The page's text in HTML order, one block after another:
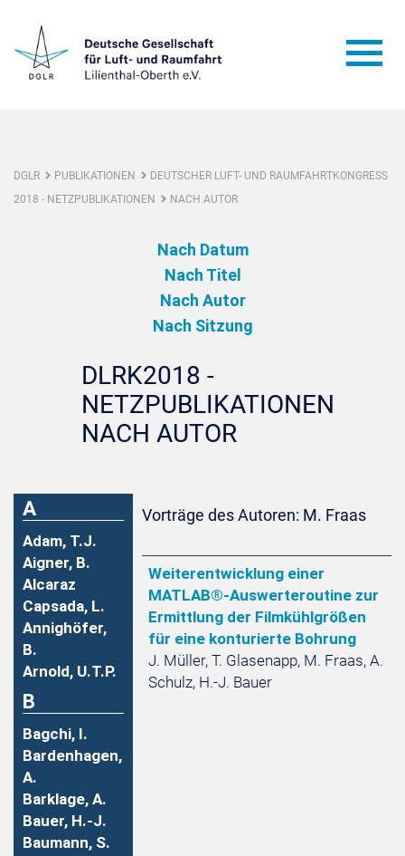
DGLR PUBLIKATIONEN
DEUTSCHER LUFT- UND RAUMFAHRTKONGRESS
2018 - NETZPUBLIKATIONEN
NACH AUTOR
Nach Datum
Nach Titel
Nach Autor
Nach Sitzung
DLRK2018 -
NETZPUBLIKATIONEN
NACH AUTOR
A
Adam, T.J.
Aigner, B.
Alcaraz
Capsada, L.
Annighöfer,
B.
Arnold, U.T.P.
B
Bagchi, I.
Bardenhagen,
A.
Barklage, A.
Bauer, H.-J.
Baumann, S.
Vorträge des Autoren: M. Fraas
Weiterentwicklung einer
MATLAB®-Auswerteroutine zur
Ermittlung der Filmkühlgrößen
für eine konturierte Bohrung
J. Müller, T. Glasenapp, M. Fraas, A.
Schulz, H.-J. Bauer